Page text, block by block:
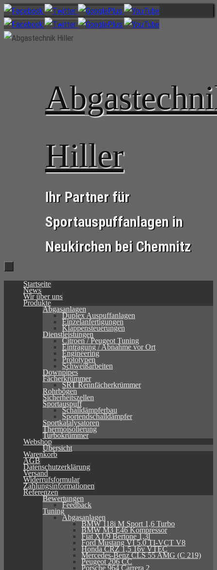
Zum
Inhalt
springen
Hiller
Ihr Partner für
Sportauspuffanlagen in
Neukirchen bei Chemnitz
Zum
springen
Startseite
News
Wir über uns
Produkte
Abgasanlagen
Duplex Auspuffanlagen
Einzelanfertigungen
Klappensteuerungen
Dienstleistungen
Citroen / Peugeot Tuning
Eintragung / Abnahme vor Ort
Engineering
Prototypen
Schweißarbeiten
Downpipes
Fächerkrümmer
SRT Rennfächerkrümmer
Rohrbögen
Sicherheitszellen
Sportauspuff
Schalldämpferbau
Sportendschalldämpfer
Sportkatalysatoren
Thermoisolierung
Turbokrümmer
Webshop
Übersicht
Warenkorb
AGB
Datenschutzerklärung
Versand
Widerrufsformular
Zahlungsinformationen
Referenzen
Bewertungen
Feedback
Tuning
Abgasanlagen
BMW 118i M Sport 1,6 Turbo
BMW M3 E46 Kompressor
Fiat X1/9 Bertone 1,3l
Ford Mustang VI 5.0 TI-VCT V8
Honda CRZ 1,5 16v VTEC
Mercedes-Benz CLS 55 AMG (C 219)
Peugeot 206 CC
Porsche 964 Carrera 2